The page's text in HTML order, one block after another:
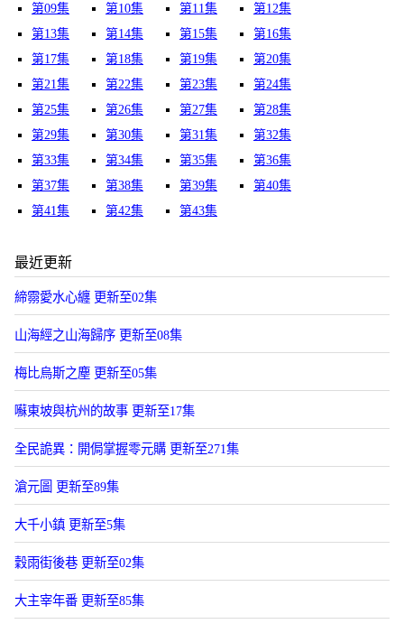
第09集
第10集 第11集
第12集
第13集
第14集 第15集
第16集
第17集
第18集 第19集
第20集
第21集
第22集 第23集
第24集
第25集
第26集 第27集
第28集
第29集
第30集 第31集
第32集
第33集
第34集 第35集
第36集
第37集
第38集 第39集
第40集
第41集
第42集 第43集
最近更新
締霛愛水心纏 更新至02集
山海經之山海歸序 更新至08集
梅比烏斯之塵 更新至05集
囌東坡與杭州的故事 更新至17集
全民詭異：開侷掌握零元購 更新至271集
滄元圖 更新至89集
大千小鎮 更新至5集
穀雨街後巷 更新至02集
大主宰年番 更新至85集